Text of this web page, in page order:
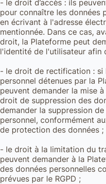
- le droit d’accès : ils
pour connaître les données
en écrivant à l'adresse
mentionnée. Dans ce cas,
droit, la Plateforme peut
l'identité de l'utilisateur afin
- le droit de rectification : si
personnel détenues par la
peuvent demander la
droit de suppression des
demander la suppression
personnel, conformément
de protection des données ;
- le droit à la limitation du
peuvent demander à la
des données personnelles
prévues par le RGPD ;